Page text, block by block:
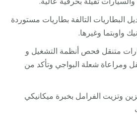
البطاريات التالفة بطاريات مستوردة
واوبتما وغيرها.
متنقل فحص أنظمة التشغيل و
ومراعاة شعلة البواجي وتأكد من
وتزيت الفرامل بخبرة ميكانيكي